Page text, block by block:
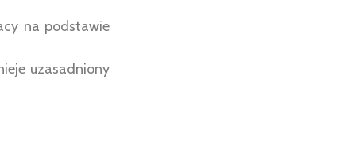
na podstawie
uzasadniony